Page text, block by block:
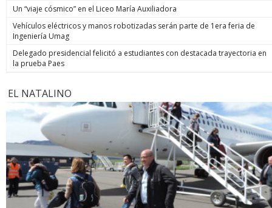
Un “viaje cósmico” en el Liceo María Auxiliadora
Vehículos eléctricos y manos robotizadas serán parte de 1era feria de
Ingeniería Umag
Delegado presidencial felicitó a estudiantes con destacada trayectoria en
la prueba Paes
EL NATALINO